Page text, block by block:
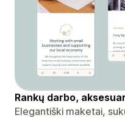
Rankų darbo,
Elegantiški maketai,